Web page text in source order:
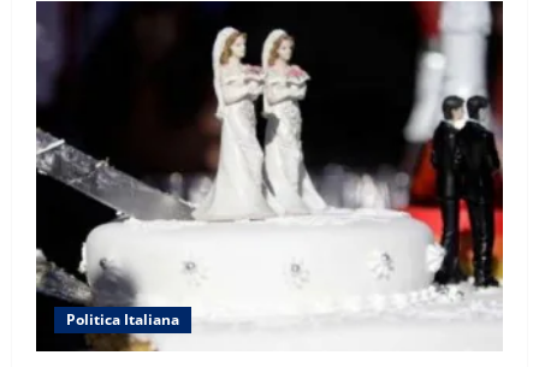
Politica Italiana